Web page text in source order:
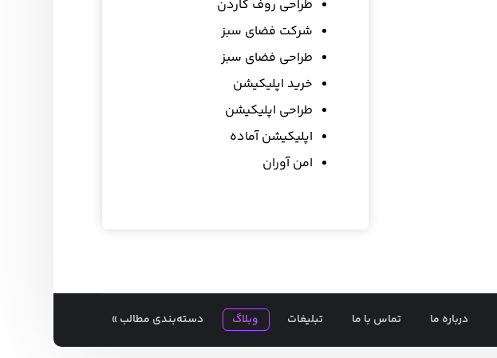
طراحی روف گاردن
شرکت فضای سبز
طراحی فضای سبز
خرید اپلیکیشن
طراحی اپلیکیشن
اپلیکیشن آماده
امن آوران
درباره ما تماس با ما تبلیغات وبلاگ دسته‌بندی مطالب »